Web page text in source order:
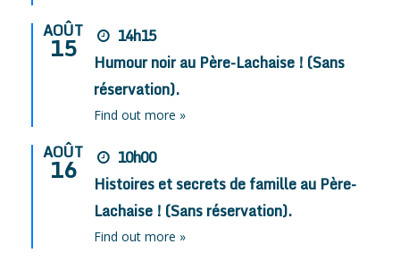
AOÛT
15
14h15
Humour noir au Père-Lachaise ! (Sans
réservation).
Find out more »
AOÛT
16
10h00
Histoires et secrets de famille au Père-
Lachaise ! (Sans réservation).
Find out more »